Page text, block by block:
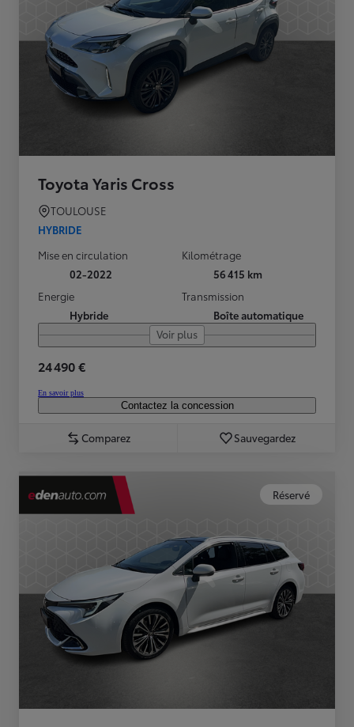
Toyota Yaris Cross
TOULOUSE
HYBRIDE
Mise en circulation
02-2022
Kilométrage
56 415 km
Energie
Hybride
Transmission
Boîte automatique
Voir plus
24 490 €
En savoir plus
Contactez la concession
Comparez Sauvegardez
Réservé